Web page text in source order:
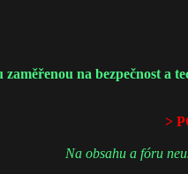
na bezpečnost a
>
Na obsahu a fóru